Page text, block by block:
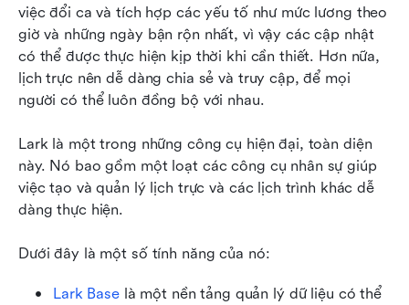
việc đổi ca và tích hợp các yếu tố như mức lương theo
giờ và những ngày bận rộn nhất, vì vậy các cập nhật
có thể được thực hiện kịp thời khi cần thiết. Hơn nữa,
lịch trực nên dễ dàng chia sẻ và truy cập, để mọi
người có thể luôn đồng bộ với nhau.
Lark là một trong những công cụ hiện đại, toàn diện
này. Nó bao gồm một loạt các công cụ nhân sự giúp
việc tạo và quản lý lịch trực và các lịch trình khác dễ
dàng thực hiện.
Dưới đây là một số tính năng của nó:
Lark Base là một nền tảng quản lý dữ liệu có thể